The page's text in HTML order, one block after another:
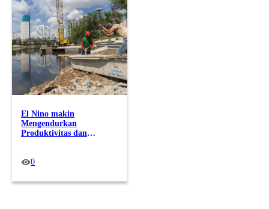
El Nino makin
Mengendurkan
Produktivitas dan
0